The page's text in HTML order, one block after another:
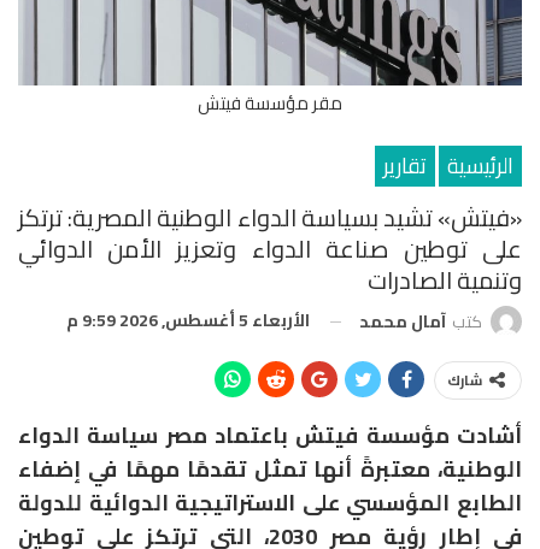
مقر مؤسسة فيتش
الرئيسية تقارير
«فيتش» تشيد بسياسة الدواء الوطنية المصرية: ترتكز
على توطين صناعة الدواء وتعزيز الأمن الدوائي
وتنمية الصادرات
كتب آمال محمد الأربعاء 5 أغسطس, 2026 9:59 م
شارك
أشادت مؤسسة فيتش باعتماد مصر سياسة الدواء
الوطنية، معتبرةً أنها تمثل تقدمًا مهمًا في إضفاء
الطابع المؤسسي على الاستراتيجية الدوائية للدولة
في إطار رؤية مصر 2030، التي ترتكز على توطين